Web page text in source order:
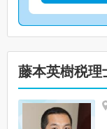
藤本英樹税理